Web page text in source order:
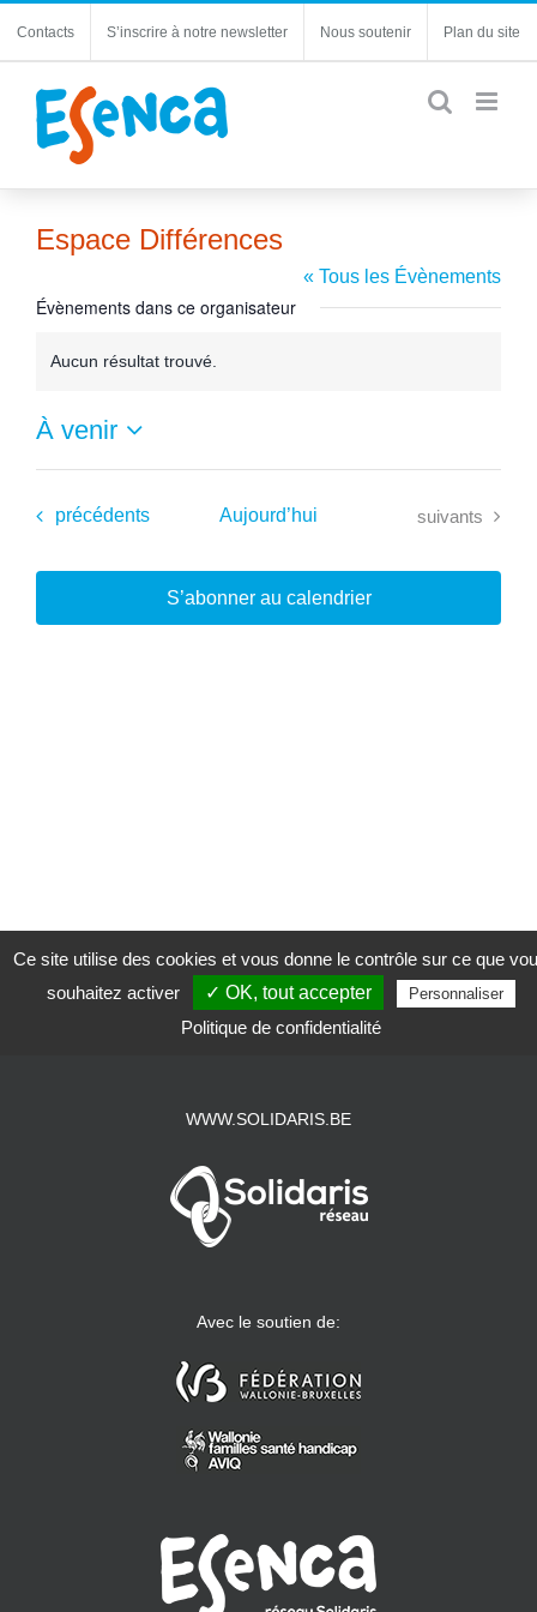
Contacts S’inscrire à notre newsletter Nous soutenir Plan du site
Espace Différences
« Tous les Évènements
Évènements dans ce organisateur
Aucun résultat trouvé.
À venir
Sélectionnez
date.
Évènements
précédents Aujourd’hui Évènements
suivants
S’abonner au calendrier
WWW.SOLIDARIS.BE
Avec le soutien de:
Ce site utilise des cookies et vous donne le contrôle sur ce que
souhaitez activer
✓ OK, tout accepter Personnaliser
Politique de confidentialité